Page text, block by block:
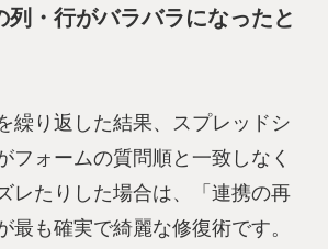
列・行がバラバラになったと
繰り返した結果、スプレッドシ
フォームの質問順と一致しなく
レたりした場合は、「連携の再
最も確実で綺麗な修復術です。